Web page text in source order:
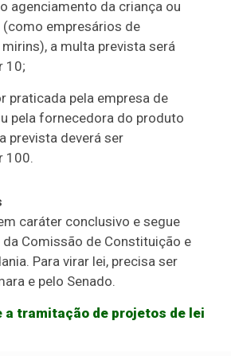
agenciamento da criança ou
empresários de
a multa prevista será
10;
praticada pela empresa de
pela fornecedora do produto
prevista deverá ser
100.
caráter conclusivo e segue
da Comissão de Constituição e
Para virar lei, precisa ser
e pelo Senado.
a tramitação de projetos de lei